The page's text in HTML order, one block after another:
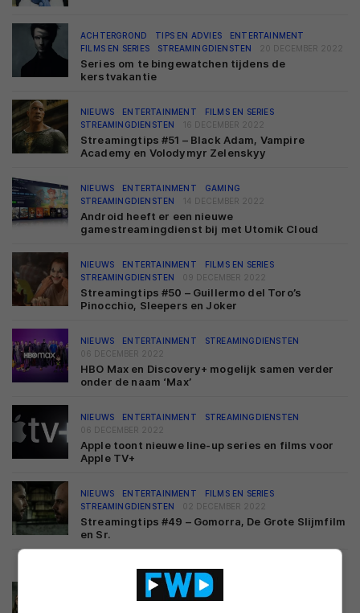
ACHTERGROND TIPS EN ADVIES
ENTERTAINMENT
FILMS EN SERIES
STREAMINGDIENSTEN 20 DECEMBER 2022
Series om te bingewatchen tijdens de
kerstvakantie
NIEUWS ENTERTAINMENT
FILMS EN SERIES
STREAMINGDIENSTEN
16 DECEMBER 2022
Streamingtips #51 – Black Adam, Vampire
Academy en Volodymyr Zelenskyy
NIEUWS ENTERTAINMENT
GAMING
STREAMINGDIENSTEN
14 DECEMBER 2022
Android heeft er een nieuwe
gamestreamingdienst bij met Utomik Cloud
NIEUWS ENTERTAINMENT
FILMS EN SERIES
STREAMINGDIENSTEN
09 DECEMBER 2022
Streamingtips #50 – Guillermo del Toro’s
Pinocchio, Sleepers en Joker
NIEUWS ENTERTAINMENT
STREAMINGDIENSTEN
06 DECEMBER 2022
HBO Max en Discovery+ mogelijk samen verder
onder de naam ‘Max’
NIEUWS ENTERTAINMENT
STREAMINGDIENSTEN
06 DECEMBER 2022
Apple toont nieuwe line-up series en films voor
Apple TV+
NIEUWS ENTERTAINMENT
FILMS EN SERIES
STREAMINGDIENSTEN
02 DECEMBER 2022
Streamingtips #49 – Gomorra, De Grote Slijmfilm
en Sr.
ENTERTAINMENT
FILMS EN SERIES